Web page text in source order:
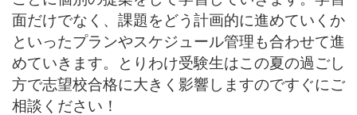
面だけでなく、課題をどう計画的に進めていくか
といったプランやスケジュール管理も合わせて進
めていきます。とりわけ受験生はこの夏の過ごし
方で志望校合格に大きく影響しますのですぐにご
相談ください！